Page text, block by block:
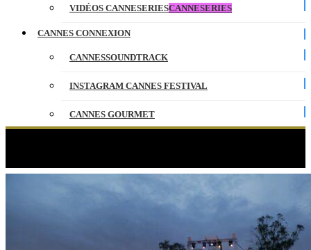
VIDÉOS CANNESERIESCANNESERIES
CANNES CONNEXION
CANNESSOUNDTRACK
INSTAGRAM CANNES FESTIVAL
CANNES GOURMET